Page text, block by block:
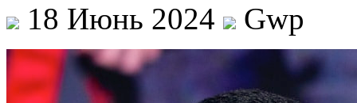
18 Июнь 2024 Gwp